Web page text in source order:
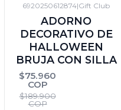
-60%DTO
6920250612874|Gift Club
ADORNO
DECORATIVO DE
HALLOWEEN
BRUJA CON SILLA
$75.960
COP
$189.900
COP